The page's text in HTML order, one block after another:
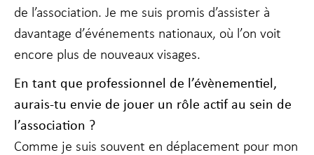
de l’association. Je me suis promis d’assister à
davantage d’événements nationaux, où l’on voit
encore plus de nouveaux visages.
En tant que professionnel de l’évènementiel,
aurais-tu envie de jouer un rôle actif au sein de
l’association ?
Comme je suis souvent en déplacement pour mon